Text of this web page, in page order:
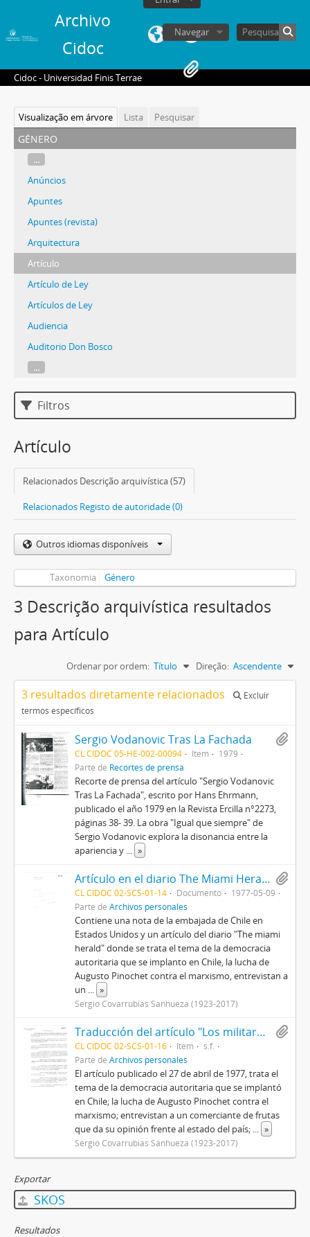
Archivo
Cidoc
Navegar
Cidoc - Universidad Finis Terrae
Visualização em árvore Lista Pesquisar
género
...
Anúncios
Apuntes
Apuntes (revista)
Arquitectura
Artículo
Artículo de Ley
Artículos de Ley
Audiencia
Auditorio Don Bosco
...
Filtros
Artículo
Relacionados Descrição arquivística (57)
Relacionados Registo de autoridade (0)
Outros idiomas disponíveis
Taxonomia Género
3 Descrição arquivística resultados
para Artículo
Ordenar por ordem: Título Direção: Ascendente
3 resultados diretamente relacionados
Excluir
termos específicos
Sergio Vodanovic Tras La Fachada
CL CIDOC 05-HE-002-00094 Item
1979
Parte de Recortes de prensa
Recorte de prensa del artículo "Sergio Vodanovic
Tras La Fachada", escrito por Hans Ehrmann,
publicado el año 1979 en la Revista Ercilla n°2273,
páginas 38- 39. La obra "Igual que siempre" de
Sergio Vodanovic explora la disonancia entre la
apariencia y ... »
Artículo en el diario The Miami Herald "Military is planning an "authoritarian" democracy for Chile"
CL CIDOC 02-SCS-01-14 Documento
1977-05-09
Parte deArchivos personales
Contiene una nota de la embajada de Chile en
Estados Unidos y un artículo del diario "The miami
herald" donde se trata el tema de la democracia
autoritaria que se implanto en Chile, la lucha de
Augusto Pinochet contra el marxismo, entrevistan a
un ... »
Sergio Covarrubias Sanhueza (1923-2017)
Traducción del artículo "Los militares están planeando una democracia autoritaria para Chile" escrito por William R. Long, publicado en The Miami Herald
CL CIDOC 02-SCS-01-16 Item
s.f.
Parte deArchivos personales
El artículo publicado el 27 de abril de 1977, trata el
tema de la democracia autoritaria que se implantó
en Chile; la lucha de Augusto Pinochet contra el
marxismo; entrevistan a un comerciante de frutas
que da su opinión frente al estado del país; ... »
Sergio Covarrubias Sanhueza (1923-2017)
Exportar
SKOS
Resultados